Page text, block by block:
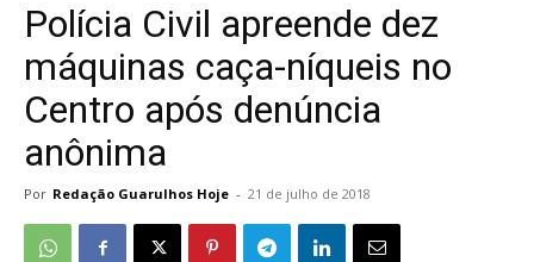
Polícia Civil apreende dez
máquinas caça-níqueis no
Centro após denúncia
anônima
Por Redação Guarulhos Hoje - 21 de julho de 2018